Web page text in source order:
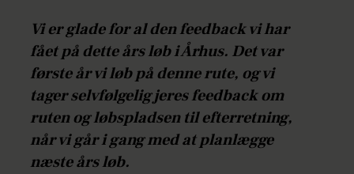
Vi er glade for al den feedback vi har
fået på dette års løb i Århus. Det var
første år vi løb på denne rute, og vi
tager selvfølgelig jeres feedback om
ruten og løbspladsen til efterretning,
når vi går i gang med at planlægge
næste års løb.